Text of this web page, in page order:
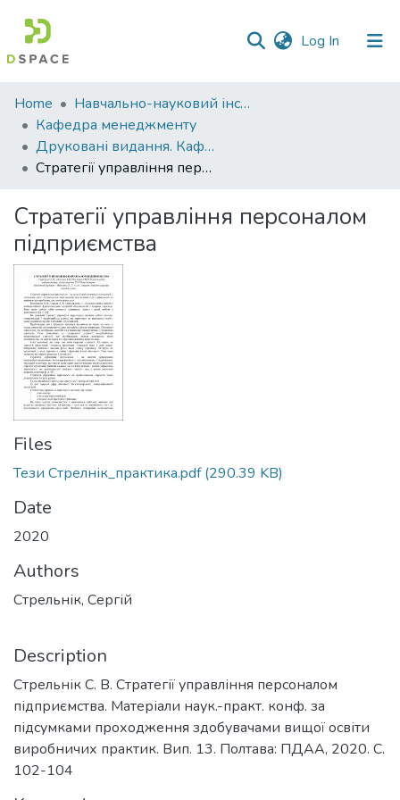
Log In (current)
Communities
&
Collections
All of DSpace
Statistics
Home
Навчально-науковий інститут економіки, управління, права та інформаційних технологій
Кафедра менеджменту
Друковані видання. Кафедра менеджменту ім. І.А. Маркіної
Стратегії управління персоналом підприємства
Стратегії управління персоналом
підприємства
Files
Тези Стрелнік_практика.pdf(290.39 KB)
Date
2020
Authors
Стрельнік, Сергій
Description
Стрельнік С. В. Стратегії управління персоналом
підприємства. Матеріали наук.-практ. конф. за
підсумками проходження здобувачами вищої освіти
виробничих практик. Вип. 13. Полтава: ПДАА, 2020. С.
102-104